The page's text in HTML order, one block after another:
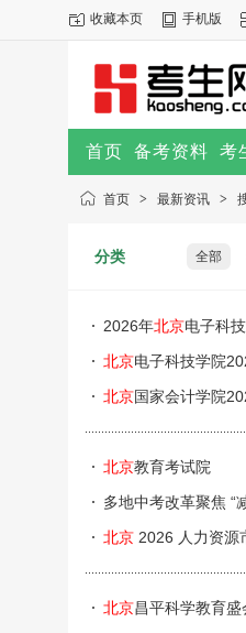
收藏本页 手机版
首页 备考资料 考
首页 > 最新资讯 >
分类 全部
2026年北京电子科
北京电子科技学院
北京国家会计学院
北京教育考试院
多地中考改革聚焦 “
北京 2026 人力资源
北京昌平科学教育